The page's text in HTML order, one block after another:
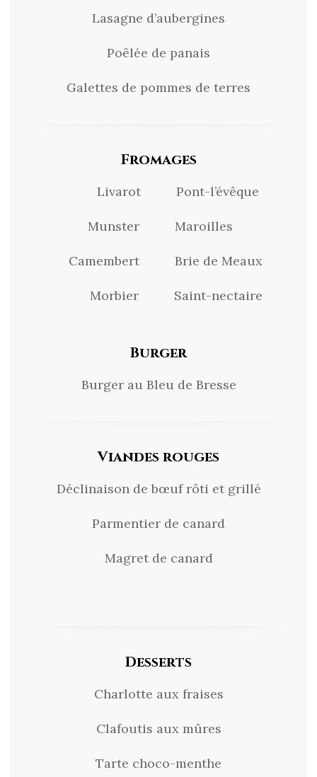
Lasagne d’aubergines
Poêlée de panais
Galettes de pommes de terres
Fromages
Livarot Pont-l’évêque
Munster Maroilles
Camembert Brie de Meaux
Morbier Saint-nectaire
Burger
Burger au Bleu de Bresse
Viandes rouges
Déclinaison de bœuf rôti et grillé
Parmentier de canard
Magret de canard
Desserts
Charlotte aux fraises
Clafoutis aux mûres
Tarte choco-menthe